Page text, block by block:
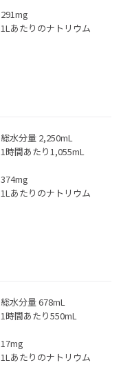
291mg
1Lあたりのナトリウム
総水分量 2,250mL
1時間あたり1,055mL
374mg
1Lあたりのナトリウム
総水分量 678mL
1時間あたり550mL
17mg
1Lあたりのナトリウム